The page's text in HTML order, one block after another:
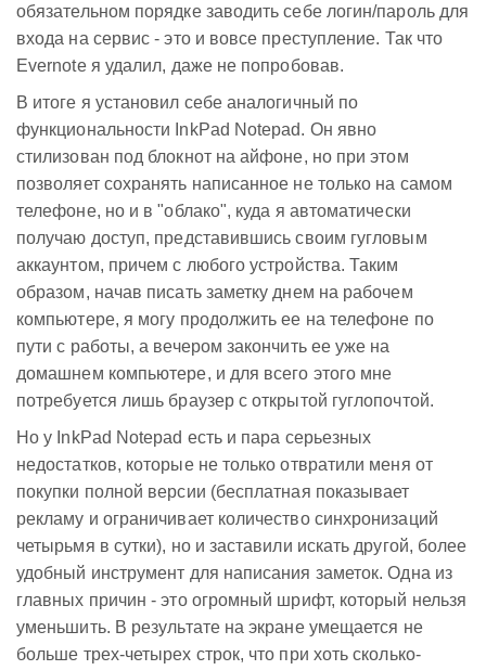
обязательном порядке заводить себе логин/пароль для
входа на сервис - это и вовсе преступление. Так что
Evernote я удалил, даже не попробовав.
В итоге я установил себе аналогичный по
функциональности InkPad Notepad. Он явно
стилизован под блокнот на айфоне, но при этом
позволяет сохранять написанное не только на самом
телефоне, но и в "облако", куда я автоматически
получаю доступ, представившись своим гугловым
аккаунтом, причем с любого устройства. Таким
образом, начав писать заметку днем на рабочем
компьютере, я могу продолжить ее на телефоне по
пути с работы, а вечером закончить ее уже на
домашнем компьютере, и для всего этого мне
потребуется лишь браузер с открытой гуглопочтой.
Но у InkPad Notepad есть и пара серьезных
недостатков, которые не только отвратили меня от
покупки полной версии (бесплатная показывает
рекламу и ограничивает количество синхронизаций
четырьмя в сутки), но и заставили искать другой, более
удобный инструмент для написания заметок. Одна из
главных причин - это огромный шрифт, который нельзя
уменьшить. В результате на экране умещается не
больше трех-четырех строк, что при хоть сколько-